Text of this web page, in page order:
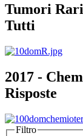
Tumori
Tutti
2017 -
Risposte
Filtro